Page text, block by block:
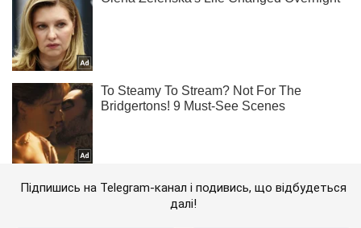
Підпишись на Telegram-канал і подивись, що відбудеться
далі!